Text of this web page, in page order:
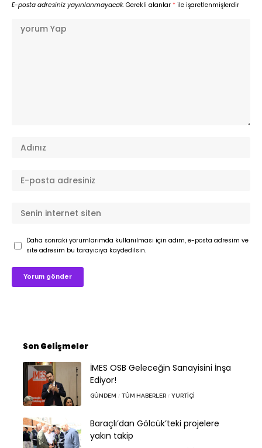
E-posta adresiniz yayınlanmayacak. Gerekli alanlar * ile işaretlenmişlerdir
Daha sonraki yorumlarımda kullanılması için adım, e-posta adresim ve
site adresim bu tarayıcıya kaydedilsin.
Son Gelişmeler
İMES OSB Geleceğin Sanayisini İnşa
Ediyor!
GÜNDEM TÜM HABERLER YURTIÇI
Baraçlı’dan Gölcük’teki projelere
yakın takip